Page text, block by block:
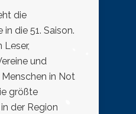
die
die 51. Saison.
Leser,
und
in Not
größte
der Region